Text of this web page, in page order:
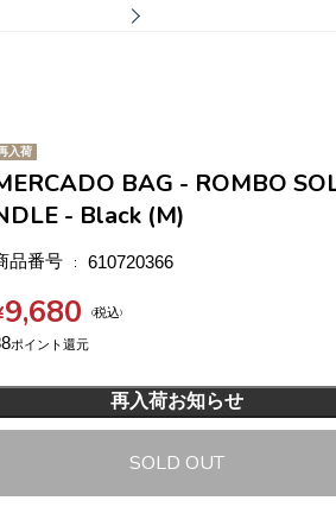
入荷
BAG - ROMBO
- Black (M)
品番号 610720366
9,680 税込
再入荷お知らせ
SOLD OUT